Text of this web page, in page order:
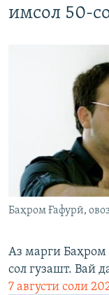
имсол 50-
Баҳром Ғафурӣ,
Аз марги
сол гузашт. Вай
7 августи соли